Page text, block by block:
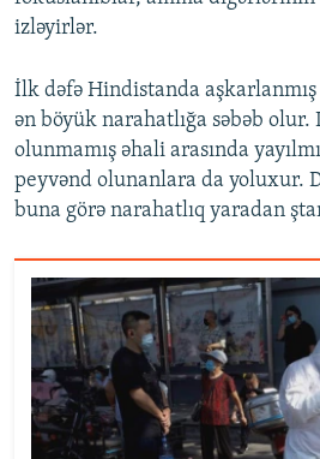
izləyirlər.
İlk dəfə Hindistanda
ən böyük narahatlığa səbəb olur.
olunmamış əhali arasında
peyvənd olunanlara da yoluxur.
buna görə narahatlıq yaradan